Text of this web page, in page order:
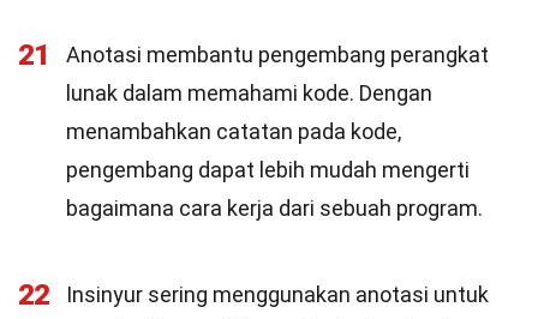
21
Anotasi membantu pengembang perangkat
lunak dalam memahami kode. Dengan
menambahkan catatan pada kode,
pengembang dapat lebih mudah mengerti
bagaimana cara kerja dari sebuah program.
22
Insinyur sering menggunakan anotasi untuk